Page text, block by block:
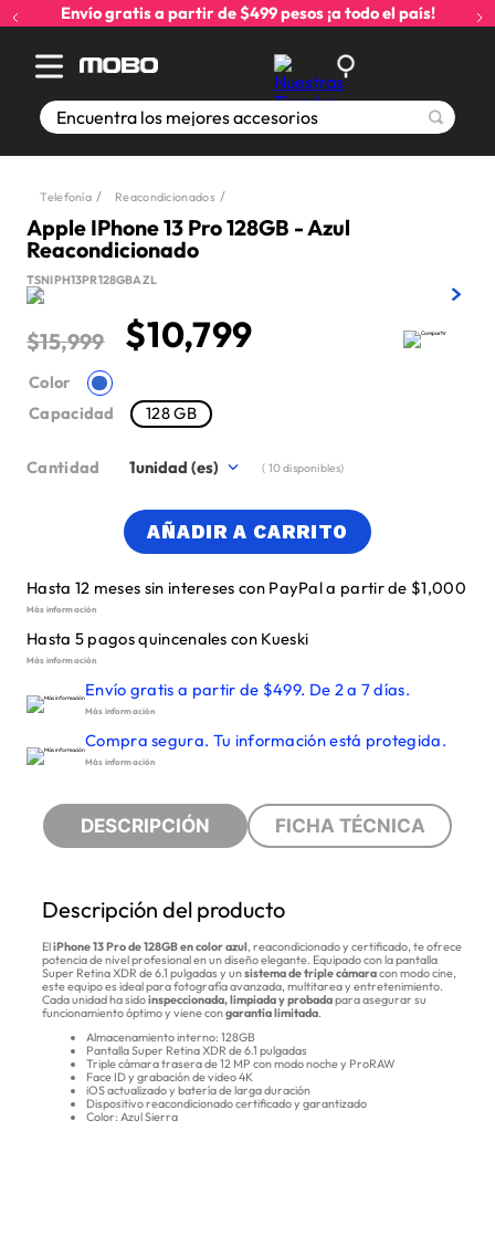
Envío gratis a partir de $499 pesos ¡a todo el país!
Encuentra los mejores accesorios
Telefonía Reacondicionados
Apple IPhone 13 Pro 128GB - Azul
Reacondicionado
TSNIPH13PR128GBAZL
$15,999 $10,799
Capacidad 128 GB
Color
Cantidad 1 ( 10disponibles)
AÑADIR A CARRITO
Hasta 12 meses sin intereses con PayPal a partir de $1,000
Más información
Hasta 5 pagos quincenales con Kueski
Más información
Envío gratis a partir de $499. De 2 a 7 días.
Más información
Compra segura. Tu información está protegida.
Más información
DESCRIPCIÓN FICHA TÉCNICA
Descripción del producto
EliPhone 13 Pro de 128GB en color azul, reacondicionado y certificado, te ofrece
potencia de nivel profesional en un diseño elegante. Equipado con la pantalla
Super Retina XDR de 6.1 pulgadas y unsistema de triple cámaracon modo cine,
este equipo es ideal para fotografía avanzada, multitarea y entretenimiento.
Cada unidad ha sidoinspeccionada, limpiada y probadapara asegurar su
funcionamiento óptimo y viene congarantía limitada.
Almacenamiento interno: 128GB
Pantalla Super Retina XDR de 6.1 pulgadas
Triple cámara trasera de 12 MP con modo noche y ProRAW
Face ID y grabación de video 4K
iOS actualizado y batería de larga duración
Dispositivo reacondicionado certificado y garantizado
Color: Azul Sierra